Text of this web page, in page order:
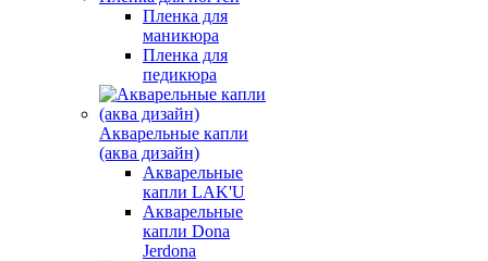
Пленка для
маникюра
Пленка для
педикюра
Акварельные капли
(аква дизайн)
Акварельные
капли LAK'U
Акварельные
капли Dona
Jerdona